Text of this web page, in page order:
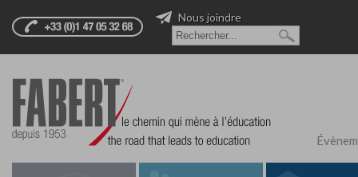
Nous joindre